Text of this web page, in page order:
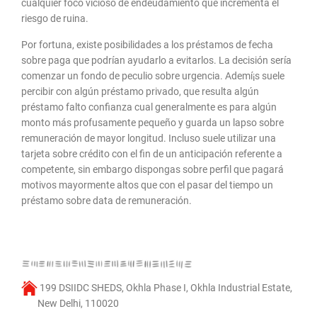
cualquier foco vicioso de endeudamiento que incrementa el
riesgo de ruina.
Por fortuna, existe posibilidades a los préstamos de fecha
sobre paga que podrían ayudarlo a evitarlos. La decisión serí­a
comenzar un fondo de peculio sobre urgencia. Ademí¡s suele
percibir con algún préstamo privado, que resulta algún
préstamo falto confianza cual generalmente es para algún
monto más profusamente pequeño y guarda un lapso sobre
remuneración de mayor longitud. Incluso suele utilizar una
tarjeta sobre crédito con el fin de un anticipación referente a
competente, sin embargo dispongas sobre perfil que pagará
motivos mayormente altos que con el pasar del tiempo un
préstamo sobre data de remuneración.
199 DSIIDC SHEDS, Okhla Phase I, Okhla Industrial Estate,
New Delhi, 110020